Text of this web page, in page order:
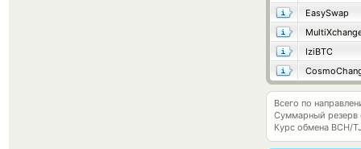
EasySwap
IziBTC
Всего по
Суммарный резерв
Курс обмена BCH/